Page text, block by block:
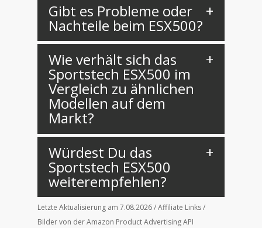
Gibt es Probleme oder
Nachteile beim ESX500?
Wie verhält sich das
Sportstech ESX500 im
Vergleich zu ähnlichen
Modellen auf dem
Markt?
Würdest Du das
Sportstech ESX500
weiterempfehlen?
Letzte Aktualisierung am 7.08.2026 / Affiliate Links /
Bilder von der Amazon Product Advertising API